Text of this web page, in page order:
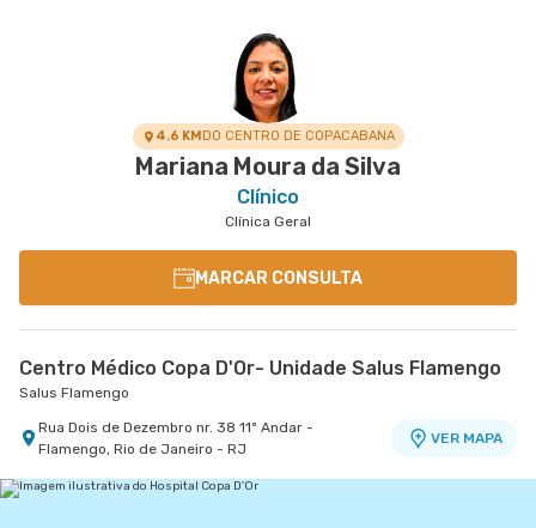
4.6 KMDO CENTRO DE COPACABANA
Mariana Moura da Silva
Clínico
Clínica Geral
MARCAR CONSULTA
Centro Médico Copa D'Or- Unidade Salus Flamengo
Salus Flamengo
Rua Dois de Dezembro nr. 38 11º Andar -
Flamengo, Rio de Janeiro - RJ
VER MAPA